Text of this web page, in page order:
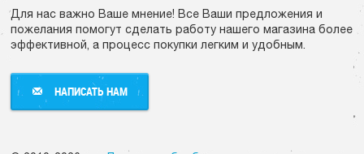
Для нас важно Ваше мнение! Все Ваши предложения и
пожелания помогут сделать работу нашего магазина более
эффективной, а процесс покупки легким и удобным.
НАПИСАТЬ НАМ